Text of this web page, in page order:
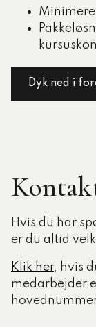
Dyk ned i
Hvis du har
er du altid
Klik her, hvis
medarbejder